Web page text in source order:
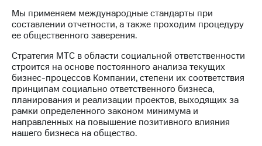
Мы применяем международные стандарты при
составлении отчетности, а также проходим процедуру
ее общественного заверения.
Стратегия МТС в области социальной ответственности
строится на основе постоянного анализа текущих
бизнес-процессов Компании, степени их соответствия
принципам социально ответственного бизнеса,
планирования и реализации проектов, выходящих за
рамки определенного законом минимума и
направленных на повышение позитивного влияния
нашего бизнеса на общество.